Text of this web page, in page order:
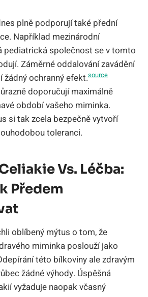
plně podporují také přední
Například mezinárodní
pediatrická společnost se v tomto
Záměrné oddalování zavádění
žádný ochranný efekt.source
doporučují maximálně
období vašeho miminka.
si tak zcela bezpečně vytvoří
toleranci.
Vs. Léčba:
Předem
oblíbený mýtus o tom, že
miminka poslouží jako
této bílkoviny ale zdravým
žádné výhody. Úspěšná
vyžaduje naopak včasný